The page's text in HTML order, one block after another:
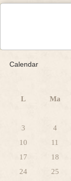
Calendar
L Ma
3
4
10
11
17
18
24
25